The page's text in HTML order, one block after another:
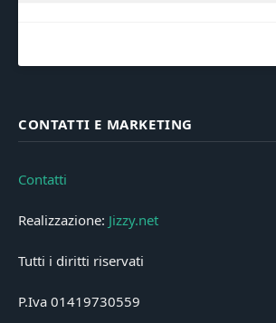
CONTATTI E MARKETING
Contatti
Realizzazione: Jizzy.net
Tutti i diritti riservati
P.Iva 01419730559